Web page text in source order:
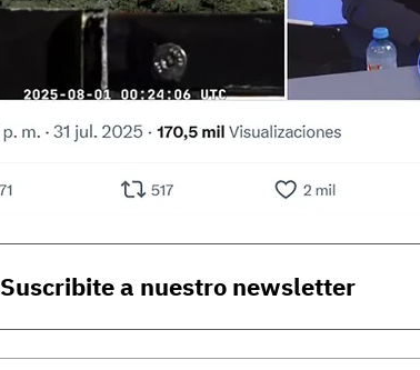
Suscribite a nuestro newsletter